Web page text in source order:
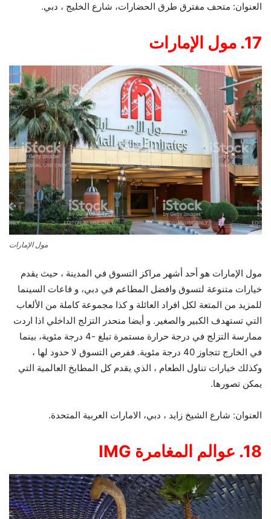
العنوان: متحف مفترق طرق الحضارات، شارع الخليج ، دبي.
17. مول الإمارات
مول الإمارات
مول الإمارات هو أحد أشهر مراكز التسوق في المدينة ، حيث يقدم
خيارات متنوعة لتسوق وافضل المطاعم في دبي، و قاعات السينما
للمزيد من المتعة لكل افراد العائلة و كذا مجموعة كاملة من الألعاب
التي تستهدف الكبير والصغير. و أيضا منحدر التزلج الداخلي اذا اردت
ممارسة التزلج في درجة حرارة مستمرة تبلغ -4 درجة مئوية، بينما
في الخارج تتجاوز 40 درجة مئوية. ففرص التسوق لا حدود لها ،
وكذلك خيارات تناول الطعام ، الذي يقدم كل المطابخ العالمية التي
يمكن تصورها.
العنوان: شارع الشيخ زايد ، دبي، الامارات العربية المتحدة.
18. عوالم المغامرة IMG